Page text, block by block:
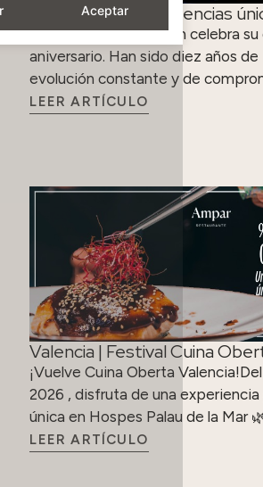
Diez años de experiencias
El restaurante Fondillón celebra
aniversario. Han sido diez años
evolución constante y de
LEER ARTÍCULO
Valencia | Festival Cuina
¡Vuelve Cuina Oberta
2026 , disfruta de una
única en Hospes Palau de la Mar
LEER ARTÍCULO
Aceptar